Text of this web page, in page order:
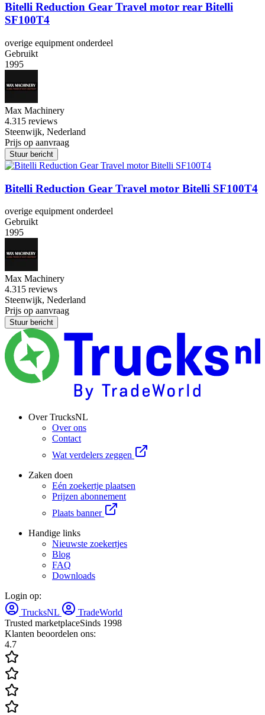
Bitelli Reduction Gear Travel motor rear Bitelli
SF100T4
overige equipment onderdeel
Gebruikt
1995
Max Machinery
4.315 reviews
Steenwijk, Nederland
Prijs op aanvraag
Stuur bericht
Bitelli Reduction Gear Travel motor Bitelli SF100T4
overige equipment onderdeel
Gebruikt
1995
Max Machinery
4.315 reviews
Steenwijk, Nederland
Prijs op aanvraag
Stuur bericht
Over TrucksNL
Over ons
Contact
Wat verdelers zeggen
Zaken doen
Eén zoekertje plaatsen
Prijzen abonnement
Plaats banner
Handige links
Nieuwste zoekertjes
Blog
FAQ
Downloads
Login op:
TrucksNL
TradeWorld
Trusted marketplaceSinds 1998
Klanten beoordelen ons:
4.7